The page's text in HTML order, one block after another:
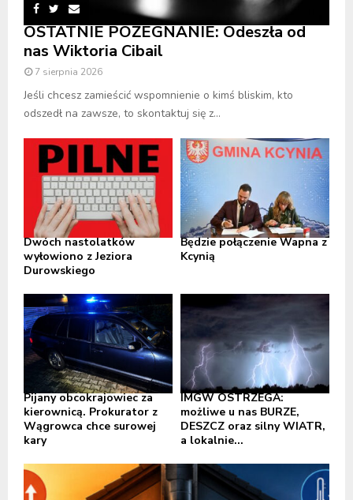
OSTATNIE POŻEGNANIE: Odeszła od
nas Wiktoria Cibail
7 sierpnia 2026
Jeśli chcesz zamieścić wspomnienie o kimś bliskim, kto
odszedł na zawsze, to skontaktuj się z...
Dwóch nastolatków
wyłowiono z Jeziora
Durowskiego
Będzie połączenie Wapna z
Kcynią
Pijany obcokrajowiec za
kierownicą. Prokurator z
Wągrowca chce surowej
kary
IMGW OSTRZEGA:
możliwe u nas BURZE,
DESZCZ oraz silny WIATR,
a lokalnie...